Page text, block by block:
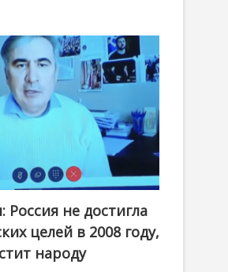
Россия не достигла
целей в 2008 году,
народу